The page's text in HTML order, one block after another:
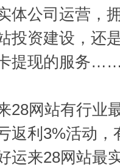
体公司运营，
投资建设，还
提现的服务
28网站有行业
返利3%活动
运来28网站最